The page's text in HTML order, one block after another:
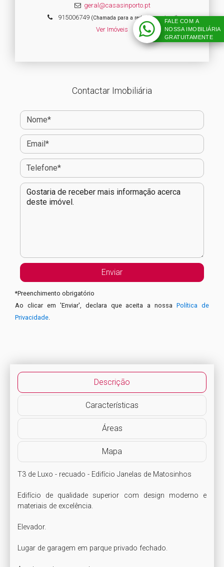
geral@casasinporto.pt
915006749(Chamada para a rede fixa nacional)
Ver Imóveis
Contactar Imobiliária
*Preenchimento obrigatório
Ao clicar em 'Enviar', declara que aceita a nossaPolítica de
Privacidade
Descrição
Características
Áreas
Mapa
T3 de Luxo - recuado - Edifício Janelas de Matosinhos
Edifício de qualidade superior com design moderno e
materiais de excelência.
Elevador.
Lugar de garagem em parque privado fechado.
FALE COM A
NOSSA IMOBILIÁRIA
GRATUITAMENTE